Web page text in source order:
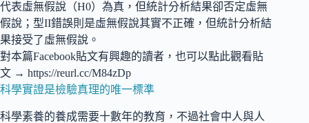
代表虛無假說（H0）為真，但統計分析結果卻否定虛無
假說；型II錯誤則是虛無假說其實不正確，但統計分析結
果接受了虛無假說。
對本篇Facebook貼文有興趣的讀者，也可以點此觀看貼
文 → https://reurl.cc/M84zDp
科學實證是檢驗真理的唯一標準
科學素養的養成需要十數年的教育，不過社會中人與人